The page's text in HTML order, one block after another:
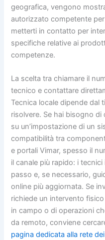
geografica, vengono
autorizzato competente
metterti in contatto per
specifiche relative ai
competenze.
La scelta tra chiamare il
tecnico e contattare
Tecnica locale dipende dal
risolvere. Se hai bisogno
su un’impostazione di un
compatibilità tra
e portali Vimar, spesso il
il canale più rapido: i
passo e, se necessario,
online più aggiornata. Se
richiede un intervento
in campo o di operazioni
da remoto, conviene
pagina dedicata alla rete